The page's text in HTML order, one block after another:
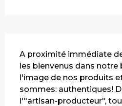
A proximité immédiate
les bienvenus dans
l'image de nos produits
sommes: authentiques!
l'"artisan-producteur",